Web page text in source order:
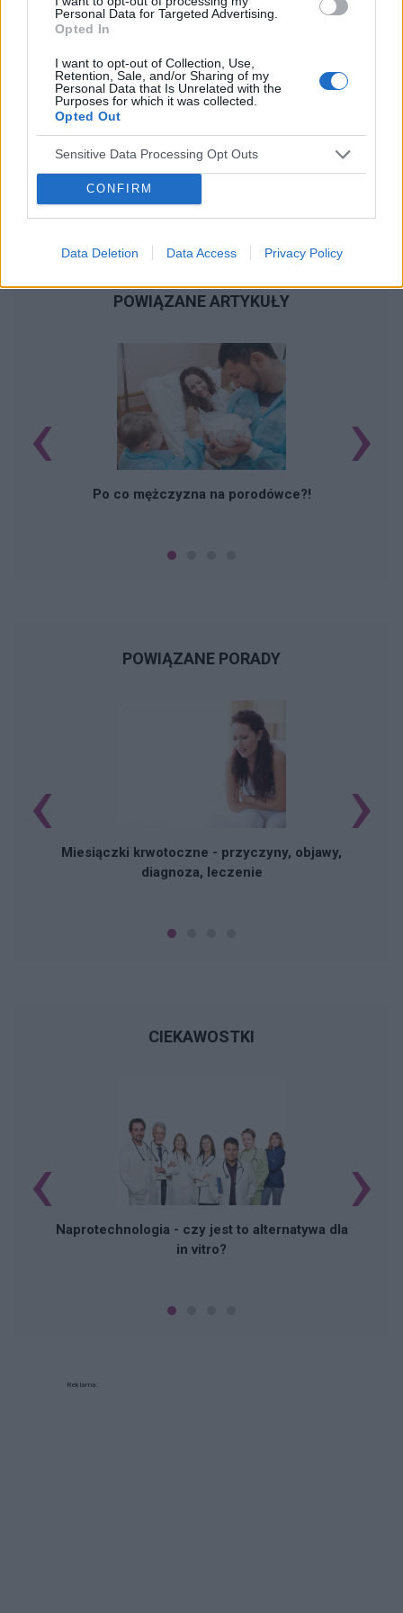
Personal Data for Targeted Advertising.
Opted In
I want to opt-out of Collection, Use,
Retention, Sale, and/or Sharing of my
Personal Data that Is Unrelated with the
Purposes for which it was collected.
Opted Out
Sensitive Data Processing Opt Outs
CONFIRM
Data Deletion Data Access Privacy Policy
również lekko napuchnięte. Myślicie że to
wczesna ciąża ? Miała która podobnie ? 😕
POWIĄZANE ARTYKUŁY
Po co mężczyzna na porodówce?!
‹ ›
POWIĄZANE PORADY
Miesiączki krwotoczne - przyczyny, objawy,
diagnoza, leczenie
‹ ›
CIEKAWOSTKI
Naprotechnologia - czy jest to alternatywa dla
in vitro?
‹ ›
Reklama: